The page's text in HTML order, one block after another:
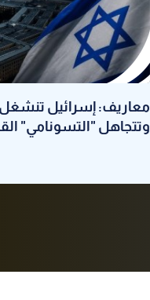
معاريف: إسرائيل تنشغل
وتتجاهل "التسونامي"